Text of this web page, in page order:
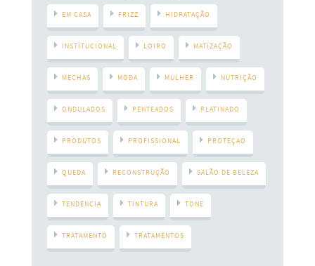
EM CASA FRIZZ HIDRATAÇÃO
INSTITUCIONAL LOIRO MATIZAÇÃO
MECHAS MODA MULHER NUTRIÇÃO
ONDULADOS PENTEADOS PLATINADO
PRODUTOS PROFISSIONAL PROTEÇAO
QUEDA RECONSTRUÇÃO SALÃO DE BELEZA
TENDÊNCIA TINTURA TONE
TRATAMENTO TRATAMENTOS